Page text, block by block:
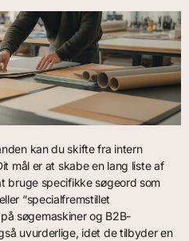
kan du skifte fra intern
mål er at skabe en lang liste af
bruge specifikke søgeord som
“specialfremstillet
søgemaskiner og B2B-
uvurderlige, idet de tilbyder en